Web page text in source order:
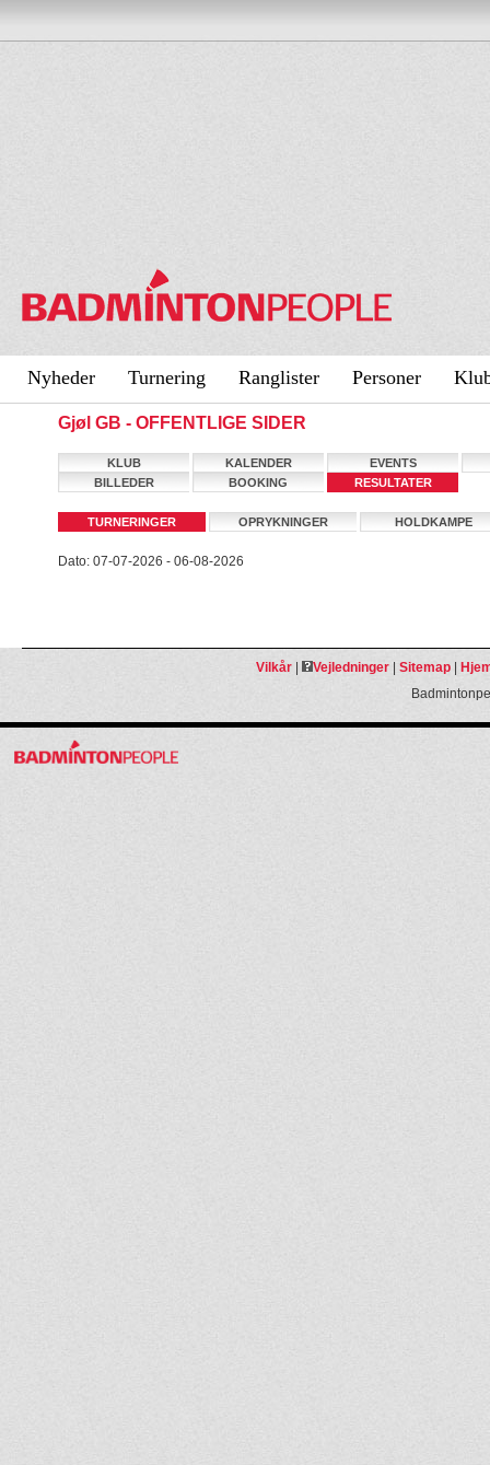
Nyheder Turnering Ranglister Personer
Gjøl GB - OFFENTLIGE SIDER
KLUB KALENDER
EVENTS
BILLEDER
BOOKING RESULTATER
TURNERINGER OPRYKNINGER HOLDKAMPE
Dato: 07-07-2026 - 06-08-2026
Vilkår| Vejledninger| Sitemap|